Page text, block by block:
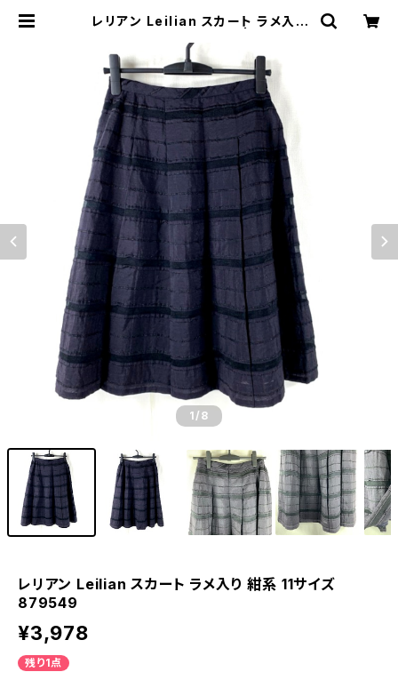
レリアン Leilian スカート ラメ入り
Store
1 /8
レリアン Leilian スカート ラメ入り 紺系 11サイズ
879549
¥3,978
残り1点